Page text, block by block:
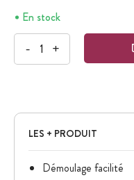
En stock
- +
LES + PRODUIT
Démoulage facilité